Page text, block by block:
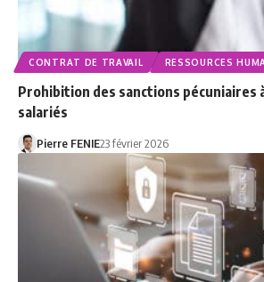
CONTRAT DE TRAVAIL RESSOURCES
Prohibition des sanctions pécuniaires
salariés
Pierre FENIE23 février 2026